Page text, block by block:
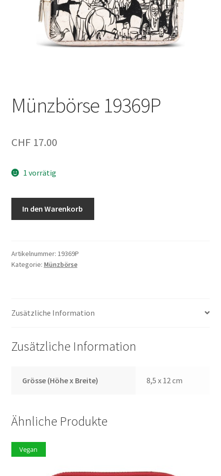
Münzbörse 19369P
CHF17.00
1 vorrätig
In den Warenkorb
Artikelnummer: 19369P
Kategorie: Münzbörse
Zusätzliche Information
Zusätzliche Information
Grösse (Höhe x Breite) 8,5 x 12 cm
Ähnliche Produkte
Vegan